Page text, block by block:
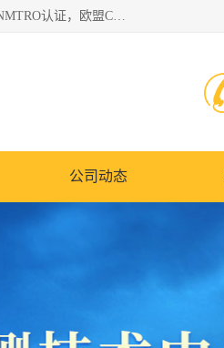
*是一家的测试、评估、检查与认机构，主要从事巴西NR10认证、NR12认证、NR13认证；ANATEL认证、INMTRO认证，欧盟CE认证：MD认证，PED认证，MID认证，ATEX认证，德国蓝色天使认证。
公司动态